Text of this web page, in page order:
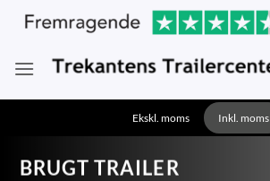
Fortsæt
Ekskl. moms Inkl. moms
BRUGT TRAILER